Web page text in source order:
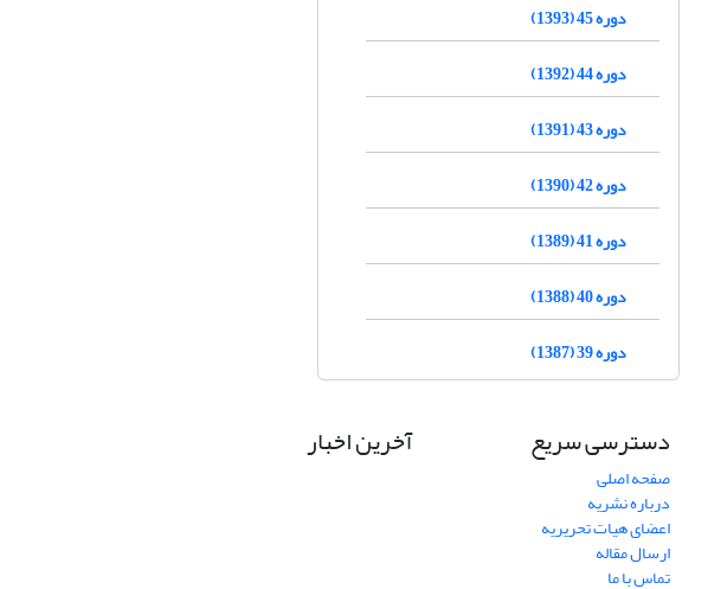
دوره 45 (1393)
دوره 44 (1392)
دوره 43 (1391)
دوره 42 (1390)
دوره 41 (1389)
دوره 40 (1388)
دوره 39 (1387)
دسترسی سریع
صفحه اصلی
درباره نشریه
اعضای هیات تحریریه
ارسال مقاله
تماس با ما
آخرین اخبار